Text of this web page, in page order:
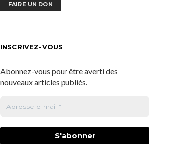
FAIRE UN DON
INSCRIVEZ-VOUS
Abonnez-vous pour être averti des
nouveaux articles publiés.